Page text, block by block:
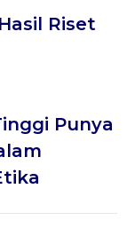
Riset
Punya